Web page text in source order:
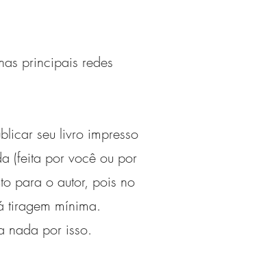
principais redes
seu livro impresso
(feita por você ou por
para o autor, pois no
tiragem mínima.
nada por isso.